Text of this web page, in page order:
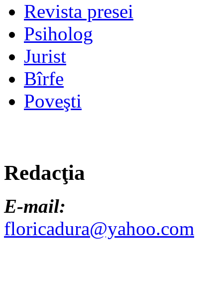
Revista presei
Psiholog
Jurist
Bîrfe
Poveşti
Redacţia
E-mail:
floricadura@yahoo.com